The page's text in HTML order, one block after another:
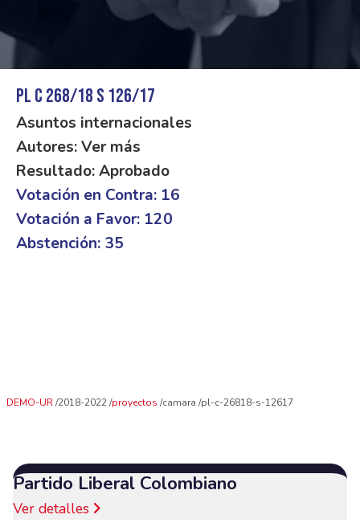
PL C 268/18 S 126/17
Asuntos internacionales
Autores: Ver más
Resultado: Aprobado
Votación en Contra: 16
Votación a Favor: 120
Abstención: 35
DEMO-UR 2018-2022 proyectos camara pl-c-26818-s-12617
Partido Liberal Colombiano
Ver detalles